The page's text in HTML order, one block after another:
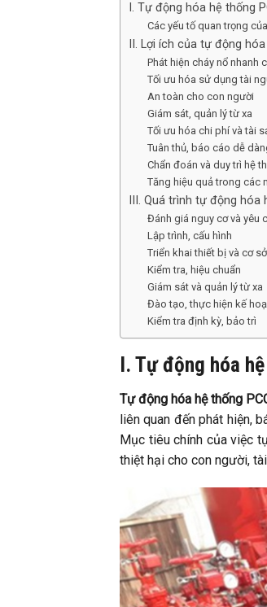
I. Tự động hóa hệ thống
Các yếu tố quan trọng
II. Lợi ích của tự động
Phát hiện cháy nổ nhanh
Tối ưu hóa sử dụng tài
An toàn cho con người
Giám sát, quản lý từ xa
Tối ưu hóa chi phí và tài
Tuân thủ, báo cáo dễ
Chẩn đoán và duy trì hệ
Tăng hiệu quả trong các
III. Quá trình tự động hóa
Đánh giá nguy cơ và yêu
Lập trình, cấu hình
Triển khai thiết bị và cơ
Kiểm tra, hiệu chuẩn
Giám sát và quản lý từ xa
Đào tạo, thực hiện kế
Kiểm tra định kỳ, bảo trì
I. Tự động hóa
Tự động hóa hệ thống
liên quan đến phát hiện,
Mục tiêu chính của việc
thiệt hại cho con người,